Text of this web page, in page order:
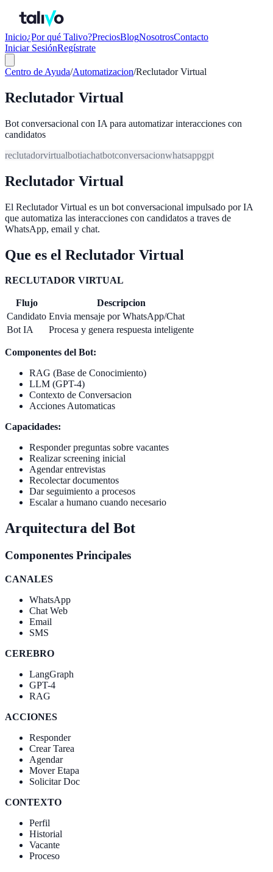
Inicio¿Por qué Talivo?PreciosBlogNosotrosContacto
Iniciar SesiónRegístrate
Centro de Ayuda/Automatizacion/Reclutador Virtual
Reclutador Virtual
Bot conversacional con IA para automatizar interacciones con
candidatos
reclutadorvirtualbotiachatbotconversacionwhatsappgpt
Reclutador Virtual
El Reclutador Virtual es un bot conversacional impulsado por IA
que automatiza las interacciones con candidatos a traves de
WhatsApp, email y chat.
Que es el Reclutador Virtual
RECLUTADOR VIRTUAL
Flujo
Descripcion
Candidato Envia mensaje por WhatsApp/Chat
Bot IA
Procesa y genera respuesta inteligente
Componentes del Bot:
RAG (Base de Conocimiento)
LLM (GPT-4)
Contexto de Conversacion
Acciones Automaticas
Capacidades:
Responder preguntas sobre vacantes
Realizar screening inicial
Agendar entrevistas
Recolectar documentos
Dar seguimiento a procesos
Escalar a humano cuando necesario
Arquitectura del Bot
Componentes Principales
CANALES
WhatsApp
Chat Web
Email
SMS
CEREBRO
LangGraph
GPT-4
RAG
ACCIONES
Responder
Crear Tarea
Agendar
Mover Etapa
Solicitar Doc
CONTEXTO
Perfil
Historial
Vacante
Proceso